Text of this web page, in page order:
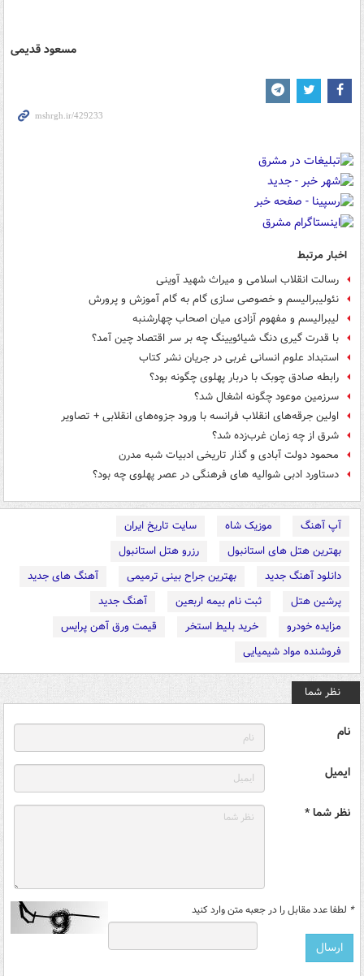
مسعود قدیمی
اخبار مرتبط
رسالت انقلاب اسلامی و میراث شهید آوینی
نئولیبرالیسم و خصوصی سازی گام به گام آموزش و پرورش
لیبرالیسم و مفهوم آزادی میان اصحاب چهارشنبه
با قدرت گیری دنگ شیائویینگ چه بر سر اقتصاد چین آمد؟
استبداد علوم انسانی غربی در جریان نشر کتاب
رابطه صادق چوبک با دربار پهلوی چگونه بود؟
سرزمین موعود چگونه اشغال شد؟
اولین جرقه‌های انقلاب فرانسه با ورود جزوه‌های انقلابی + تصاویر
شرق از چه زمان غرب‌زده شد؟
محمود دولت آبادی و گذار تاریخی ادبیات شبه مدرن
دستاورد ادبی شوالیه های فرهنگی در عصر پهلوی چه بود؟
آپ آهنگ موزیک شاه
سایت تاریخ ایران
بهترین هتل های استانبول
رزرو هتل استانبول
دانلود آهنگ جدید
بهترین جراح بینی ترمیمی
آهنگ های جدید
پرشین هتل
ثبت نام بیمه اربعین
آهنگ جدید
مزایده خودرو
خرید بلیط استخر
قیمت ورق آهن پرایس
فروشنده مواد شیمیایی
نظر شما
نام
ایمیل
نظر شما *
* لطفا عدد مقابل را در جعبه متن وارد کنید